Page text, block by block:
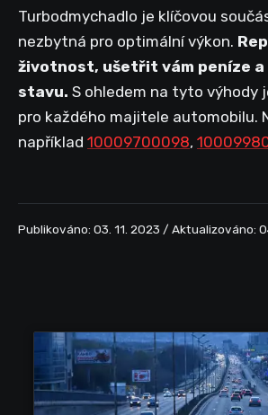
Turbodmychadlo je klíčovou
nezbytná pro optimální výkon.
životnost, ušetřit vám peníze
stavu. S ohledem na tyto výhody
pro každého majitele automobilu.
například 10009700098,
Publikováno: 03. 11. 2023 / Aktualizováno: